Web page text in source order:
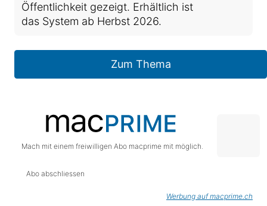
Öffentlichkeit gezeigt. Erhältlich ist
das System ab Herbst 2026.
Zum Thema
Mach mit einem freiwilligen Abo macprime mit möglich.
Abo abschliessen
Werbung auf macprime.ch